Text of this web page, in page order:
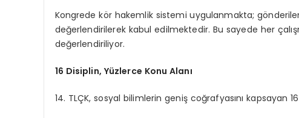
Kongrede kör hakemlik sistemi uygulanmakta;
değerlendirilerek kabul edilmektedir. Bu sayede her
değerlendiriliyor.
16 Disiplin, Yüzlerce Konu Alanı
14. TLÇK, sosyal bilimlerin geniş coğrafyasını kapsayan